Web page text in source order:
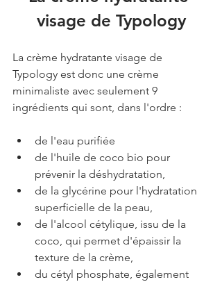
visage de Typology
La crème hydratante visage de
Typology est donc une crème
minimaliste avec seulement 9
ingrédients qui sont, dans l'ordre :
de l'eau purifiée
de l'huile de coco bio pour
prévenir la déshydratation,
de la glycérine pour l'hydratation
superficielle de la peau,
de l'alcool cétylique, issu de la
coco, qui permet d'épaissir la
texture de la crème,
du cétyl phosphate, également